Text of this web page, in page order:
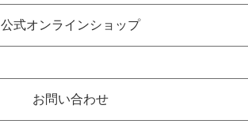
公式オンラインショップ
お問い合わせ